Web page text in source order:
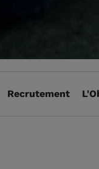
Recrutement